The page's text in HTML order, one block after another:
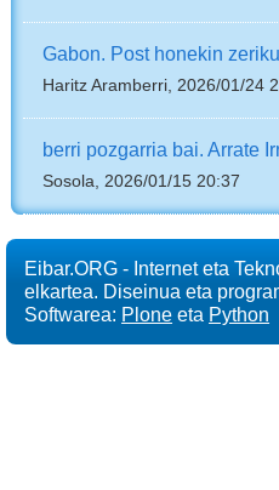
Gabon. Post honekin
Haritz Aramberri, 2026/01/24
berri pozgarria bai. Arrate
Sosola, 2026/01/15 20:37
Eibar.ORG - Internet eta
elkartea. Diseinua eta
Softwarea: Plone eta Python